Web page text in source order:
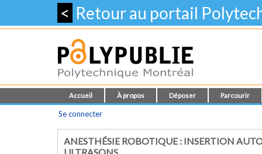
< Retour au portail
Accueil À propos Déposer Parcourir
Se connecter
ANESTHÉSIE ROBOTIQUE : INSERTION